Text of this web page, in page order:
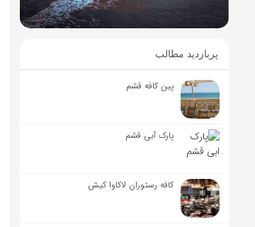
پربازدید مطالب
پین کافه قشم
پارک آبی قشم
کافه رستوران لاکاوا کیش